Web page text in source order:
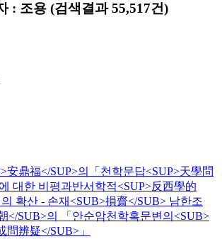
: 조용 (검색결과 55,517건)
安鼎福</SUP>의「천학문답<SUP>天學問
대한 비평과반서학적<SUP>反西學的
확산 - 손재<SUB>損齋</SUB> 남한조
</SUB>의 「안순암천학혹문변의<SUB>
問辨疑</SUB>」